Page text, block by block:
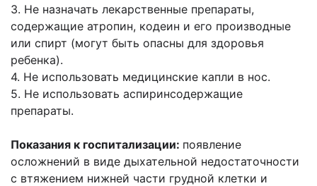
3. Не назначать лекарственные препараты,
содержащие атропин, кодеин и его производные
или спирт (могут быть опасны для здоровья
ребенка).
4. Не использовать медицинские капли в нос.
5. Не использовать аспиринсодержащие
препараты.
Показания к госпитализации: появление
осложнений в виде дыхательной недостаточности
с втяжением нижней части грудной клетки и